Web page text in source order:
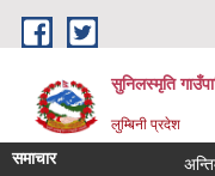
Skip to main content
सुनिलस्मृति
लुम्बिनी प्रदेश
समाचार अन्तिम